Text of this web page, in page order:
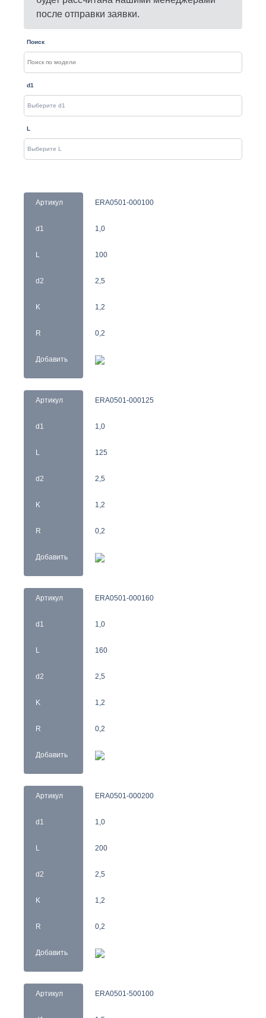
после отправки заявки.
Поиск
d1
L
Артикул
d1
L
d2
K
R
Добавить
ERA0501-000100
1,0
100
2,5
1,2
0,2
Артикул
d1
L
d2
K
R
Добавить
ERA0501-000125
1,0
125
2,5
1,2
0,2
Артикул
d1
L
d2
K
R
Добавить
ERA0501-000160
1,0
160
2,5
1,2
0,2
Артикул
d1
L
d2
K
R
Добавить
ERA0501-000200
1,0
200
2,5
1,2
0,2
Артикул ERA0501-500100